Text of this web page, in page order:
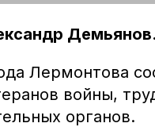
Демьянов.
Лермонтова
войны,
органов.